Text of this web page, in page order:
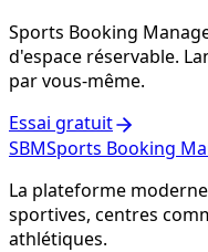
Sports Booking
d'espace réservable.
par vous-même.
Essai gratuit
SBMSports Booking
La plateforme
sportives, centres
athlétiques.